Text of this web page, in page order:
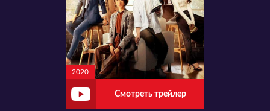
2020
Смотреть трейлер